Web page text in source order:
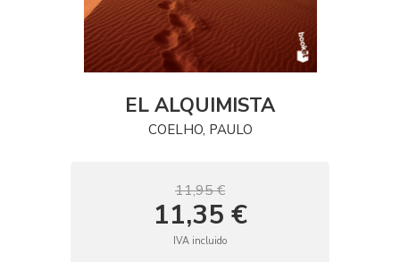
EL ALQUIMISTA
COELHO, PAULO
11,95 €
11,35 €
IVA incluido